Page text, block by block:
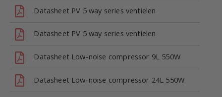
Datasheet PV 5 way series ventielen
Datasheet PV 5 way series ventielen
Datasheet Low-noise compressor 9L 550W
Datasheet Low-noise compressor 24L 550W